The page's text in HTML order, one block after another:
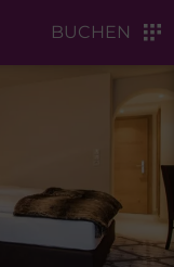
BUCHEN